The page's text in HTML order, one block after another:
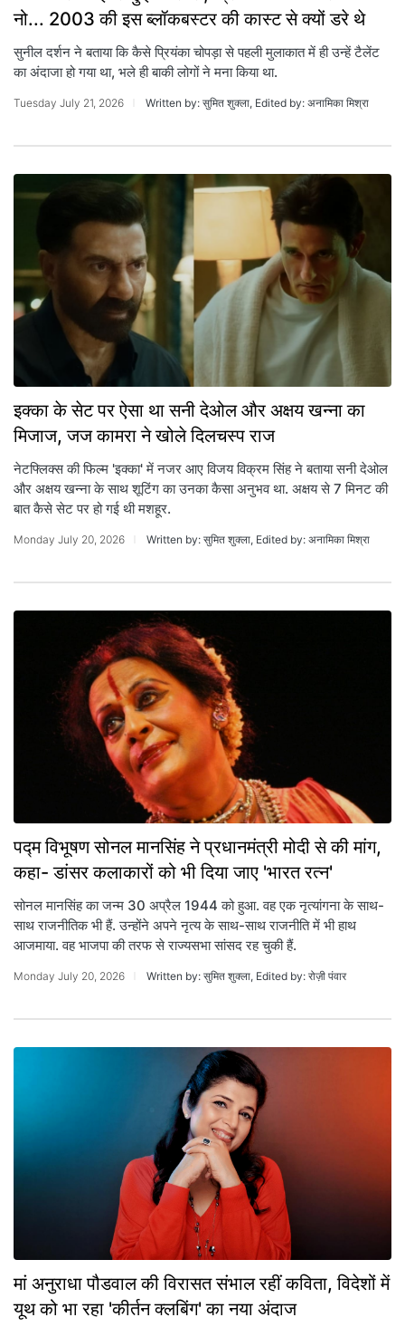
नो... 2003 की इस ब्लॉकबस्टर की कास्ट से क्यों डरे थे
सुनील दर्शन ने बताया कि कैसे प्रियंका चोपड़ा से पहली मुलाकात में ही उन्हें टैलेंट
का अंदाजा हो गया था, भले ही बाकी लोगों ने मना किया था.
Tuesday July 21, 2026 Written by: सुमित शुक्ला, Edited by: अनामिका मिश्रा
इक्का के सेट पर ऐसा था सनी देओल और अक्षय खन्ना का
मिजाज, जज कामरा ने खोले दिलचस्प राज
नेटफ्लिक्स की फिल्म 'इक्का' में नजर आए विजय विक्रम सिंह ने बताया सनी देओल
और अक्षय खन्ना के साथ शूटिंग का उनका कैसा अनुभव था. अक्षय से 7 मिनट की
बात कैसे सेट पर हो गई थी मशहूर.
Monday July 20, 2026 Written by: सुमित शुक्ला, Edited by: अनामिका मिश्रा
पद्म विभूषण सोनल मानसिंह ने प्रधानमंत्री मोदी से की मांग,
कहा- डांसर कलाकारों को भी दिया जाए 'भारत रत्न'
सोनल मानसिंह का जन्म 30 अप्रैल 1944 को हुआ. वह एक नृत्यांगना के साथ-
साथ राजनीतिक भी हैं. उन्होंने अपने नृत्य के साथ-साथ राजनीति में भी हाथ
आजमाया. वह भाजपा की तरफ से राज्यसभा सांसद रह चुकी हैं.
Monday July 20, 2026 Written by: सुमित शुक्ला, Edited by: रोज़ी पंवार
मां अनुराधा पौडवाल की विरासत संभाल रहीं कविता, विदेशों में
यूथ को भा रहा 'कीर्तन क्लबिंग' का नया अंदाज